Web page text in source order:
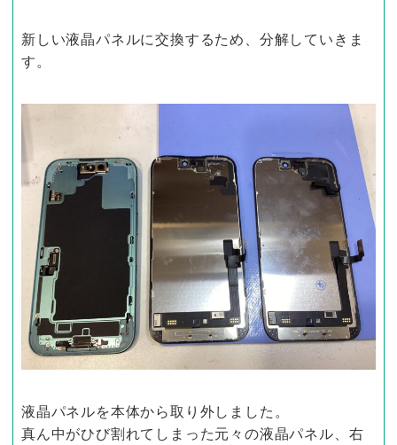
新しい液晶パネルに交換するため、分解していきま
す。
液晶パネルを本体から取り外しました。
真ん中がひび割れてしまった元々の液晶パネル、右